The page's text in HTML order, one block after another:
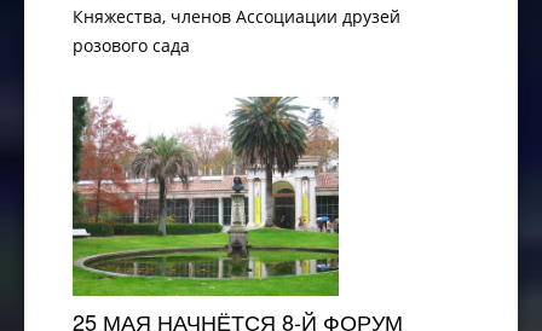
Княжества, членов Ассоциации друзей
розового сада
25 МАЯ НАЧНЁТСЯ 8-Й ФОРУМ